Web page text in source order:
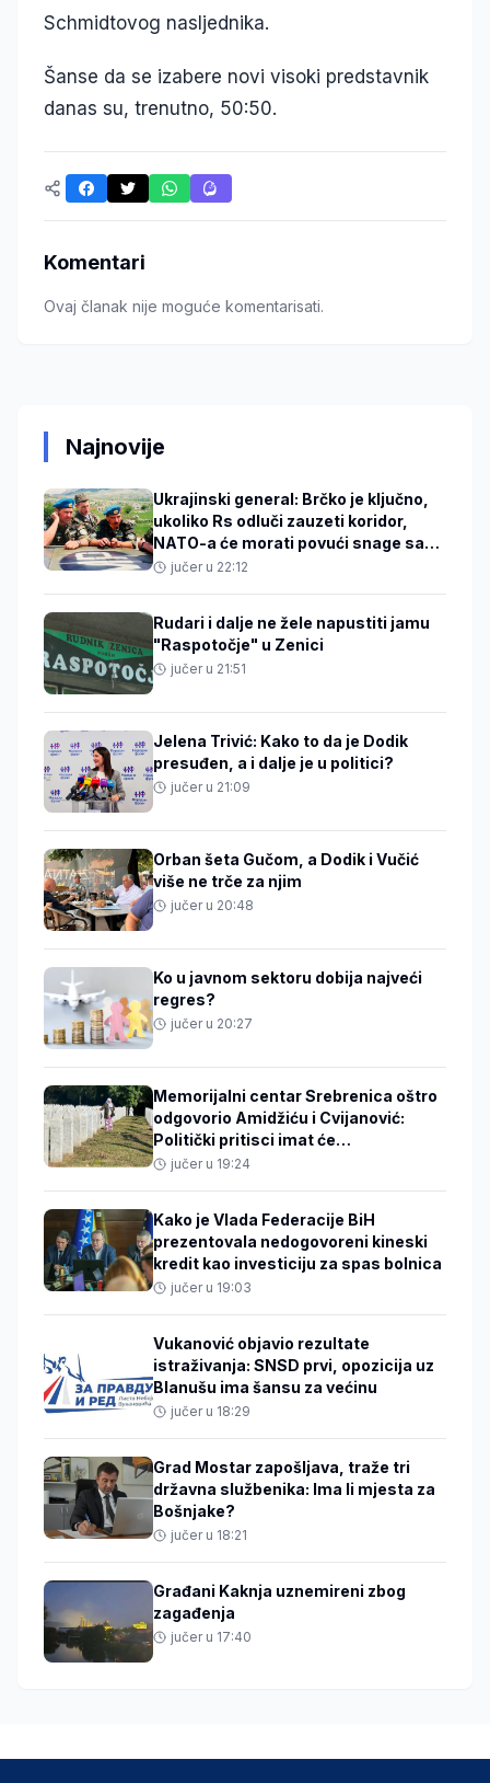
Schmidtovog nasljednika.
Šanse da se izabere novi visoki predstavnik
danas su, trenutno, 50:50.
Komentari
Ovaj članak nije moguće komentarisati.
Najnovije
Ukrajinski general: Brčko je ključno,
ukoliko Rs odluči zauzeti koridor,
NATO-a će morati povući snage sa
Baltika
jučer u 22:12
Rudari i dalje ne žele napustiti jamu
"Raspotočje" u Zenici
jučer u 21:51
Jelena Trivić: Kako to da je Dodik
presuđen, a i dalje je u politici?
jučer u 21:09
Orban šeta Gučom, a Dodik i Vučić
više ne trče za njim
jučer u 20:48
Ko u javnom sektoru dobija najveći
regres?
jučer u 20:27
Memorijalni centar Srebrenica oštro
odgovorio Amidžiću i Cvijanović:
Politički pritisci imat će
međunarodne posljedice
jučer u 19:24
Kako je Vlada Federacije BiH
prezentovala nedogovoreni kineski
kredit kao investiciju za spas bolnica
jučer u 19:03
Vukanović objavio rezultate
istraživanja: SNSD prvi, opozicija uz
Blanušu ima šansu za većinu
jučer u 18:29
Grad Mostar zapošljava, traže tri
državna službenika: Ima li mjesta za
Bošnjake?
jučer u 18:21
Građani Kaknja uznemireni zbog
zagađenja
jučer u 17:40